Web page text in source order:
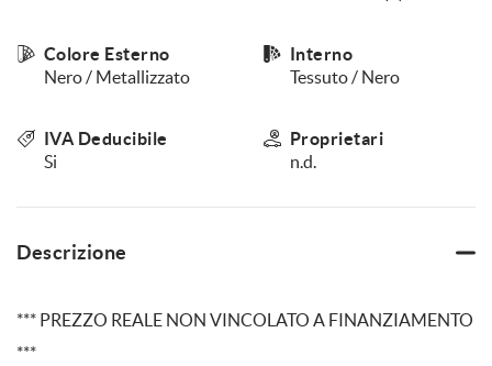
Colore Esterno
Nero / Metallizzato
Interno
Tessuto / Nero
IVA Deducibile
Si
Proprietari
n.d.
Descrizione
*** PREZZO REALE NON VINCOLATO A FINANZIAMENTO
***
questi
strumenti
si
rimanda
cookie
Puoi
modificare
le